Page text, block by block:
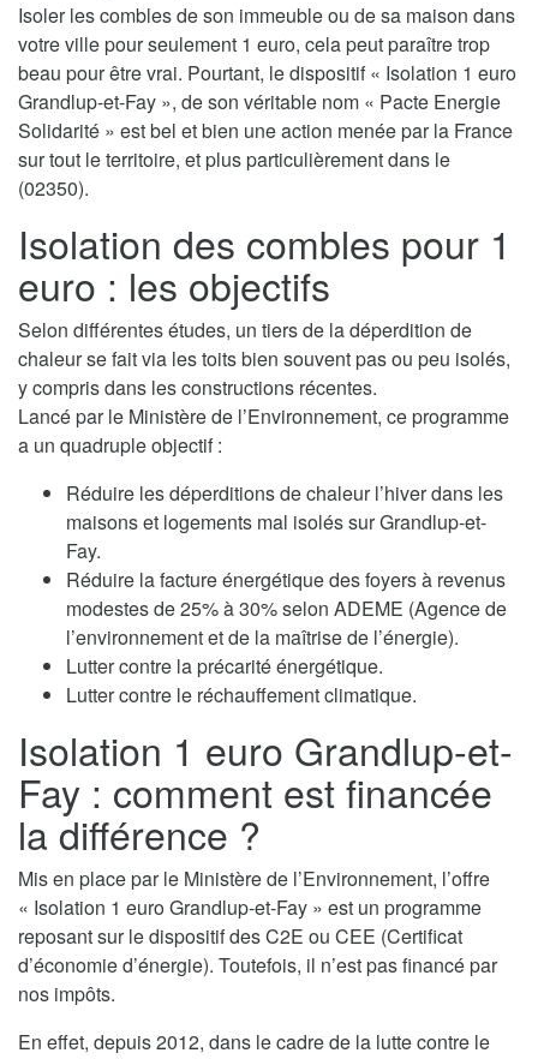
Isoler les combles de son immeuble ou de sa maison dans
votre ville pour seulement 1 euro, cela peut paraître trop
beau pour être vrai. Pourtant, le dispositif « Isolation 1 euro
Grandlup-et-Fay », de son véritable nom « Pacte Energie
Solidarité » est bel et bien une action menée par la France
sur tout le territoire, et plus particulièrement dans le
(02350).
Isolation des combles pour 1
euro : les objectifs
Selon différentes études, un tiers de la déperdition de
chaleur se fait via les toits bien souvent pas ou peu isolés,
y compris dans les constructions récentes.
Lancé par le Ministère de l’Environnement, ce programme
a un quadruple objectif :
Réduire les déperditions de chaleur l’hiver dans les
maisons et logements mal isolés sur Grandlup-et-
Fay.
Réduire la facture énergétique des foyers à revenus
modestes de 25% à 30% selon ADEME (Agence de
l’environnement et de la maîtrise de l’énergie).
Lutter contre la précarité énergétique.
Lutter contre le réchauffement climatique.
Isolation 1 euro Grandlup-et-
Fay : comment est financée
la différence ?
Mis en place par le Ministère de l’Environnement, l’offre
« Isolation 1 euro Grandlup-et-Fay » est un programme
reposant sur le dispositif des C2E ou CEE (Certificat
d’économie d’énergie). Toutefois, il n’est pas financé par
nos impôts.
En effet, depuis 2012, dans le cadre de la lutte contre le